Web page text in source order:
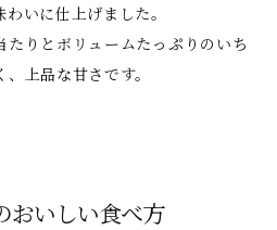
いに仕上げました。
たりとボリュームたっぷりのいち
上品な甘さです。
おいしい食べ方